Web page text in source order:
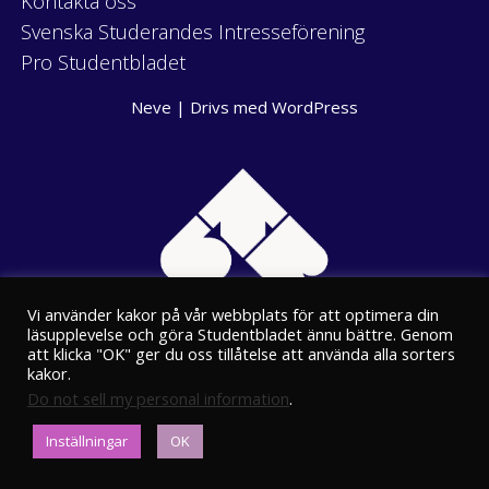
Svenska Studerandes Intresseförening
Pro Studentbladet
Neve | Drivs med WordPress
Eriksgatan 8
00100 Helsingfors
Vi använder kakor på vår webbplats för att optimera din
läsupplevelse och göra Studentbladet ännu bättre. Genom
att klicka "OK" ger du oss tillåtelse att använda alla sorters
kakor.
Do not sell my personal information.
Inställningar OK